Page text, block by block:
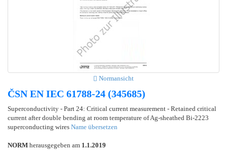
Normansicht
ČSN EN IEC 61788-24 (345685)
Superconductivity - Part 24: Critical current measurement - Retained critical
current after double bending at room temperature of Ag-sheathed Bi-2223
superconducting wires Name übersetzen
NORM herausgegeben am 1.1.2019